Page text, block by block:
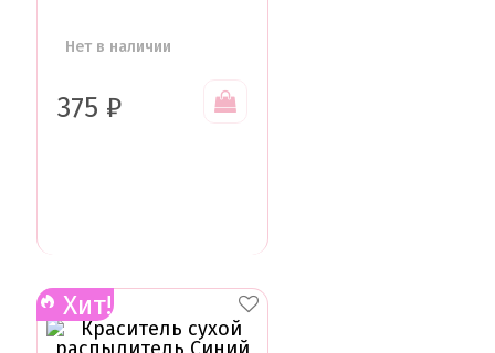
Нет в наличии
375 ₽
Хит!